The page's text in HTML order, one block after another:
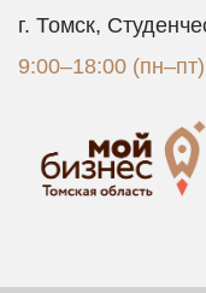
г. Томск,
9:00–18:00 (пн–пт)